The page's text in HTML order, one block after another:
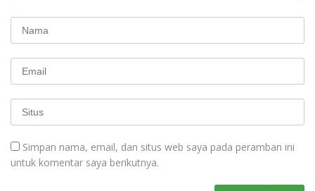
Simpan nama, email, dan situs web saya pada peramban ini
untuk komentar saya berikutnya.